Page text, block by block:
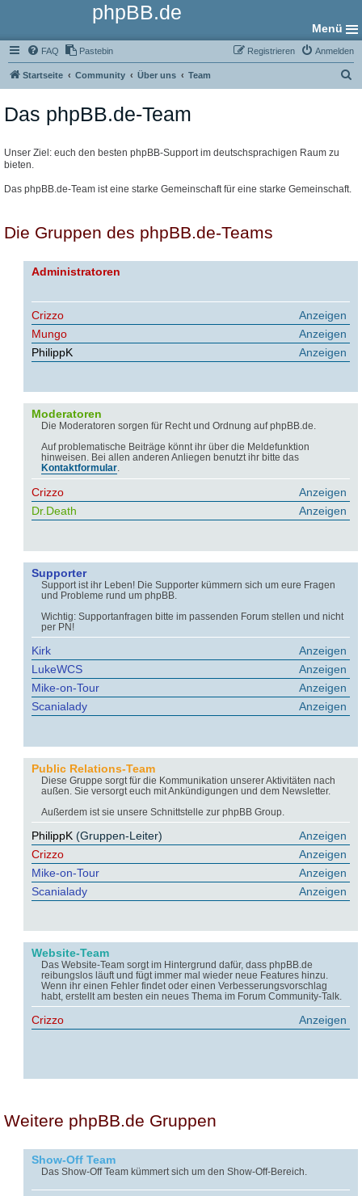
phpBB.de
Menü
FAQ Pastebin Anmelden
Registrieren
Startseite Community Über uns Team
Das phpBB.de-Team
Unser Ziel: euch den besten phpBB-Support im deutschsprachigen Raum zu
bieten.
Das phpBB.de-Team ist eine starke Gemeinschaft für eine starke Gemeinschaft.
Die Gruppen des phpBB.de-Teams
Administratoren
Anzeigen
Crizzo
Anzeigen
Mungo
Anzeigen
PhilippK
Moderatoren
Die Moderatoren sorgen für Recht und Ordnung auf phpBB.de.
Auf problematische Beiträge könnt ihr über die Meldefunktion
hinweisen. Bei allen anderen Anliegen benutzt ihr bitte das
Kontaktformular.
Anzeigen
Crizzo
Anzeigen
Dr.Death
Supporter
Support ist ihr Leben! Die Supporter kümmern sich um eure Fragen
und Probleme rund um phpBB.
Wichtig: Supportanfragen bitte im passenden Forum stellen und nicht
per PN!
Anzeigen
Kirk
Anzeigen
LukeWCS
Anzeigen
Mike-on-Tour
Anzeigen
Scanialady
Public Relations-Team
Diese Gruppe sorgt für die Kommunikation unserer Aktivitäten nach
außen. Sie versorgt euch mit Ankündigungen und dem Newsletter.
Außerdem ist sie unsere Schnittstelle zur phpBB Group.
Anzeigen
PhilippK (Gruppen-Leiter)
Anzeigen
Crizzo
Anzeigen
Mike-on-Tour
Anzeigen
Scanialady
Website-Team
Das Website-Team sorgt im Hintergrund dafür, dass phpBB.de
reibungslos läuft und fügt immer mal wieder neue Features hinzu.
Wenn ihr einen Fehler findet oder einen Verbesserungsvorschlag
habt, erstellt am besten ein neues Thema im Forum Community-Talk.
Anzeigen
Crizzo
Weitere phpBB.de Gruppen
Show-Off Team
Das Show-Off Team kümmert sich um den Show-Off-Bereich.